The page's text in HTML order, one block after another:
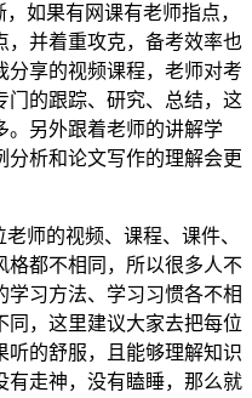
如果有网课有老师指点，
，并着重攻克，备考效率也
分享的视频课程，老师对考
门的跟踪、研究、总结，这
。另外跟着老师的讲解学
分析和论文写作的理解会更
师的视频、课程、课件、
格都不相同，所以很多人不
习方法、学习习惯各不相
同，这里建议大家去把每位
听的舒服，且能够理解知识
有走神，没有瞌睡，那么就